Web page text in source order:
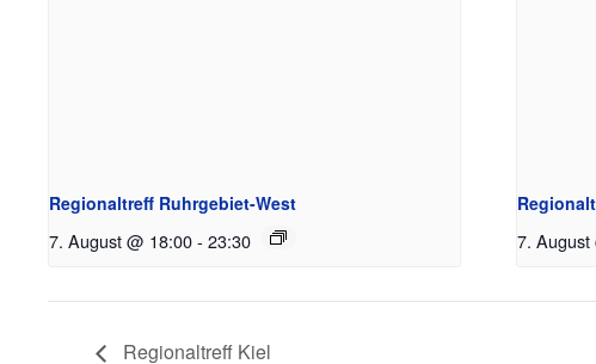
Regionaltreff Ruhrgebiet-West
7. August @ 18:00- 23:30 7. August
Regionaltreff Kiel